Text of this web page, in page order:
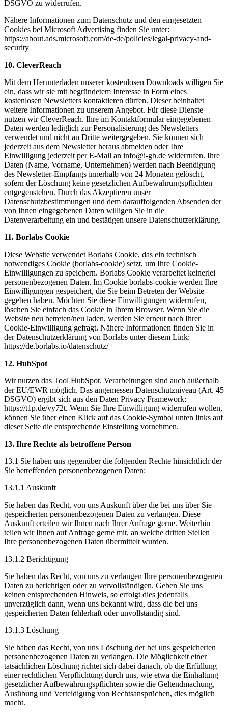
DSGVO zu widerrufen.
Nähere Informationen zum Datenschutz und den eingesetzten
Cookies bei Microsoft Advertising finden Sie unter:
https://about.ads.microsoft.com/de-de/policies/legal-privacy-and-
security
10. CleverReach
Mit dem Herunterladen unserer kostenlosen Downloads willigen Sie
ein, dass wir sie mit begründetem Interesse in Form eines
kostenlosen Newsletters kontaktieren dürfen. Dieser beinhaltet
weitere Informationen zu unserem Angebot. Für diese Dienste
nutzen wir CleverReach. Ihre im Kontaktformular eingegebenen
Daten werden lediglich zur Personalisierung des Newsletters
verwendet und nicht an Dritte weitergegeben. Sie können sich
jederzeit aus dem Newsletter heraus abmelden oder Ihre
Einwilligung jederzeit per E-Mail an info@i-gb.de widerrufen. Ihre
Daten (Name, Vorname, Unternehmen) werden nach Beendigung
des Newsletter-Empfangs innerhalb von 24 Monaten gelöscht,
sofern der Löschung keine gesetzlichen Aufbewahrungspflichten
entgegenstehen. Durch das Akzeptieren unser
Datenschutzbestimmungen und dem darauffolgenden Absenden der
von Ihnen eingegebenen Daten willigen Sie in die
Datenverarbeitung ein und bestätigen unsere Datenschutzerklärung.
11. Borlabs Cookie
Diese Website verwendet Borlabs Cookie, das ein technisch
notwendiges Cookie (borlabs-cookie) setzt, um Ihre Cookie-
Einwilligungen zu speichern. Borlabs Cookie verarbeitet keinerlei
personenbezogenen Daten. Im Cookie borlabs-cookie werden Ihre
Einwilligungen gespeichert, die Sie beim Betreten der Website
gegeben haben. Möchten Sie diese Einwilligungen widerrufen,
löschen Sie einfach das Cookie in Ihrem Browser. Wenn Sie die
Website neu betreten/neu laden, werden Sie erneut nach Ihrer
Cookie-Einwilligung gefragt. Nähere Informationen finden Sie in
der Datenschutzerklärung von Borlabs unter diesem Link:
https://de.borlabs.io/datenschutz/
12. HubSpot
Wir nutzen das Tool HubSpot. Verarbeitungen sind auch außerhalb
der EU/EWR möglich. Das angemessen Datenschutzniveau (Art. 45
DSGVO) ergibt sich aus den Daten Privacy Framework:
https://t1p.de/vy72t. Wenn Sie Ihre Einwilligung widerrufen wollen,
können Sie über einen Klick auf das Cookie-Symbol unten links auf
dieser Seite die entsprechende Einstellung vornehmen.
13. Ihre Rechte als betroffene Person
13.1 Sie haben uns gegenüber die folgenden Rechte hinsichtlich der
Sie betreffenden personenbezogenen Daten:
13.1.1 Auskunft
Sie haben das Recht, von uns Auskunft über die bei uns über Sie
gespeicherten personenbezogenen Daten zu verlangen. Diese
Auskunft erteilen wir Ihnen nach Ihrer Anfrage gerne. Weiterhin
teilen wir Ihnen auf Anfrage gerne mit, an welche dritten Stellen
Ihre personenbezogenen Daten übermittelt wurden.
13.1.2 Berichtigung
Sie haben das Recht, von uns zu verlangen Ihre personenbezogenen
Daten zu berichtigen oder zu vervollständigen. Geben Sie uns
keinen entsprechenden Hinweis, so erfolgt dies jedenfalls
unverzüglich dann, wenn uns bekannt wird, dass die bei uns
gespeicherten Daten fehlerhaft oder unvollständig sind.
13.1.3 Löschung
Sie haben das Recht, von uns Löschung der bei uns gespeicherten
personenbezogenen Daten zu verlangen. Die Möglichkeit einer
tatsächlichen Löschung richtet sich dabei danach, ob die Erfüllung
einer rechtlichen Verpflichtung durch uns, wie etwa die Einhaltung
gesetzlicher Aufbewahrungspflichten sowie die Geltendmachung,
Ausübung und Verteidigung von Rechtsansprüchen, dies möglich
macht.